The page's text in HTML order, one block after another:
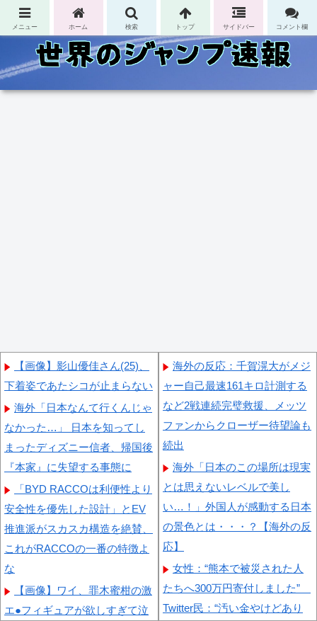
コンテンツへスキップ
【画像】影山優佳さん(25)、
下着姿であたシコが止まらない
海外「日本なんて行くんじゃ
なかった…」 日本を知ってし
まったディズニー信者、帰国後
『本家』に失望する事態に
「BYD RACCOは利便性より
安全性を優先した設計」とEV
推進派がスカスカ構造を絶賛、
これがRACCOの一番の特徴よ
な
【画像】ワイ、罪木蜜柑の激
エ●フィギュアが欲しすぎて泣
海外の反応：千賀滉大がメジ
ャー自己最速161キロ計測する
など2戦連続完璧救援、メッツ
ファンからクローザー待望論も
続出
海外「日本のこの場所は現実
とは思えないレベルで美し
い…！」外国人が感動する日本
の景色とは・・・？【海外の反
応】
女性：“熊本で被災された人
たちへ300万円寄付しました”
Twitter民：“汚い金やけどあり
メニュー ホーム 検索 トップ サイドバー コメント欄